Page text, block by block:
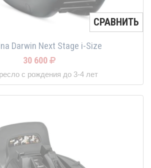
СРАВНИТЬ
Darwin Next Stage i-Size
30 600
с рождения до 3-4 лет